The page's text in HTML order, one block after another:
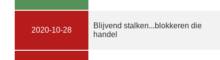
2020-10-28
Blijvend stalken...blokkeren die
handel